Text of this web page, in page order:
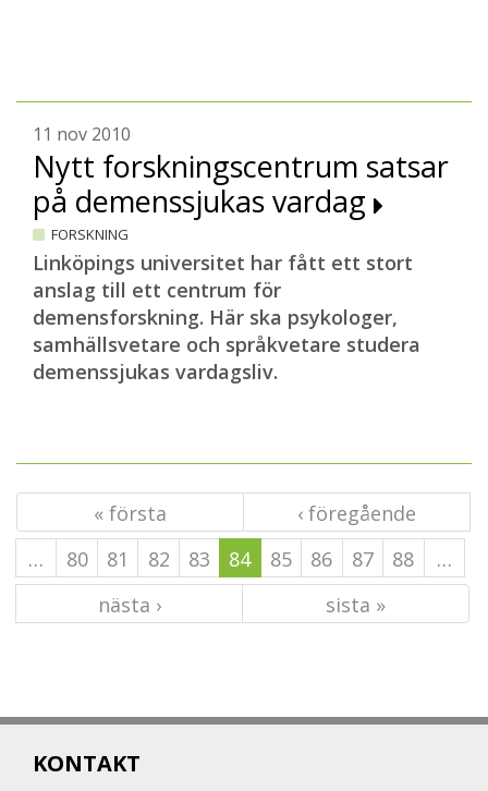
11 nov 2010
Nytt forskningscentrum satsar
på demenssjukas vardag
FORSKNING
Linköpings universitet har fått ett stort
anslag till ett centrum för
demensforskning. Här ska psykologer,
samhällsvetare och språkvetare studera
demenssjukas vardagsliv.
« första
‹ föregående
…
80 81 82 83 84 85 86 87 88
…
nästa ›
sista »
KONTAKT